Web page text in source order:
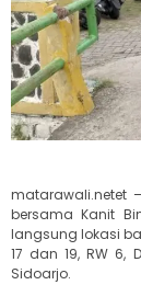
matarawali.netet
bersama Kanit
langsung lokasi
17 dan 19, RW 6,
Sidoarjo.